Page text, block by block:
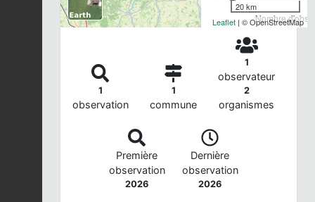
Nombre
20 km
Leaflet | © OpenStreetMap
1
observation
1
commune
1
observateur
2
organismes
Première
observation
2026
Dernière
observation
2026